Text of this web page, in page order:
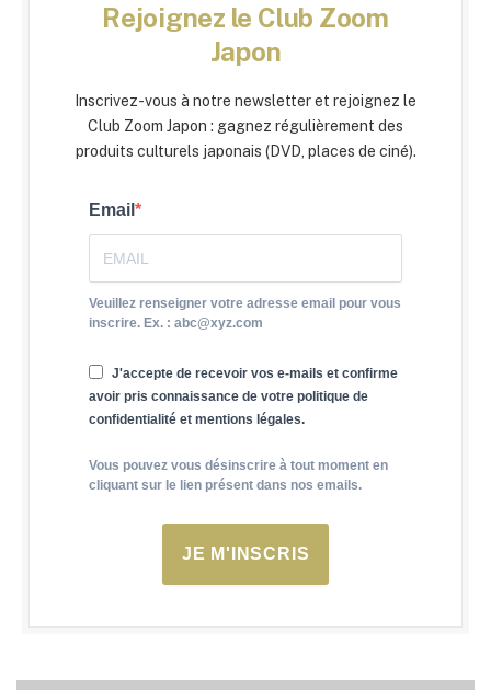
Rejoignez le Club Zoom
Japon
Inscrivez-vous à notre newsletter et rejoignez le
Club Zoom Japon : gagnez régulièrement des
produits culturels japonais (DVD, places de ciné).
Email
Veuillez renseigner votre adresse email pour vous
inscrire. Ex. : abc@xyz.com
J'accepte de recevoir vos e-mails et confirme
avoir pris connaissance de votre politique de
confidentialité et mentions légales.
Vous pouvez vous désinscrire à tout moment en
cliquant sur le lien présent dans nos emails.
JE M'INSCRIS